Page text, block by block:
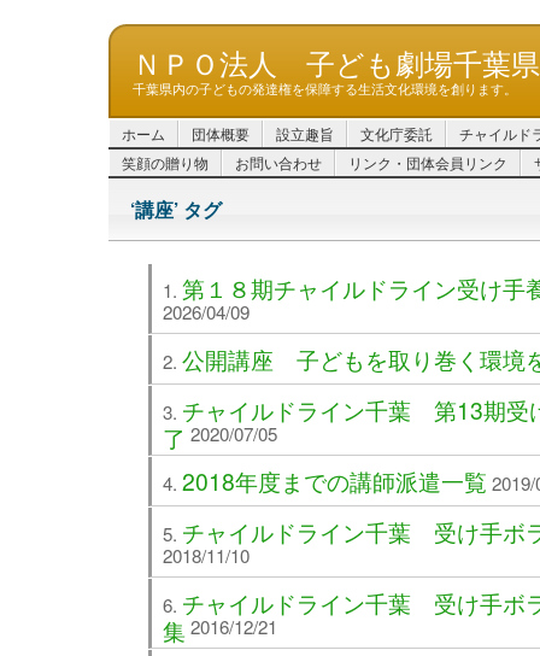
ＮＰＯ法人 子ども劇場千葉
千葉県内の子どもの発達権を保障する生活文化環境を創ります。
ホーム 団体概要 設立趣旨 文化庁委託
チャイルド
笑顔の贈り物
お問い合わせ リンク・団体会員リンク
‘講座’ タグ
第１８期チャイルドライン受け手
2026/04/09
公開講座 子どもを取り巻く環境
チャイルドライン千葉 第13期受
了 2020/07/05
2018年度までの講師派遣一覧
チャイルドライン千葉 受け手ボ
2018/11/10
チャイルドライン千葉 受け手ボ
集 2016/12/21